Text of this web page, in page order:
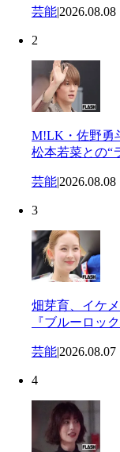
芸能|2026.08.08
2
M!LK・佐野勇
松本若菜との“
芸能|2026.08.08
3
畑芽育、イケ
『ブルーロッ
芸能|2026.08.07
4